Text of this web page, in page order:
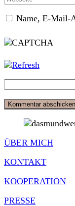
oder
Benutzernamen
Kommentieren
ein
E-
Mail-
zum
ein
Website-
ein
Name, E-Mail-
ÜBER MICH
KONTAKT
KOOPERATION
PRESSE